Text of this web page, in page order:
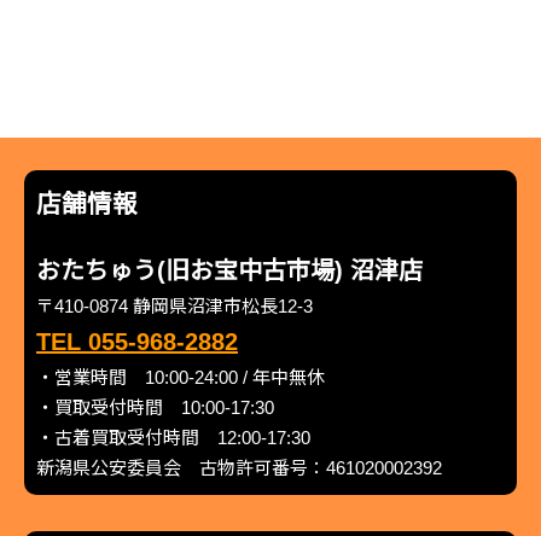
店舗情報
おたちゅう(旧お宝中古市場) 沼津店
〒410-0874 静岡県沼津市松長12-3
TEL 055-968-2882
・営業時間 10:00-24:00 / 年中無休
・買取受付時間 10:00-17:30
・古着買取受付時間 12:00-17:30
新潟県公安委員会 古物許可番号：461020002392